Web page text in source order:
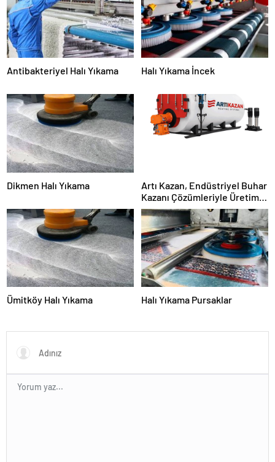
Antibakteriyel Halı Yıkama Halı Yıkama İncek
Dikmen Halı Yıkama
Artı Kazan, Endüstriyel Buhar
Kazanı Çözümleriyle Üretim
Tesislerine Verimli Sistemler
Sunuyor
Ümitköy Halı Yıkama Halı Yıkama Pursaklar